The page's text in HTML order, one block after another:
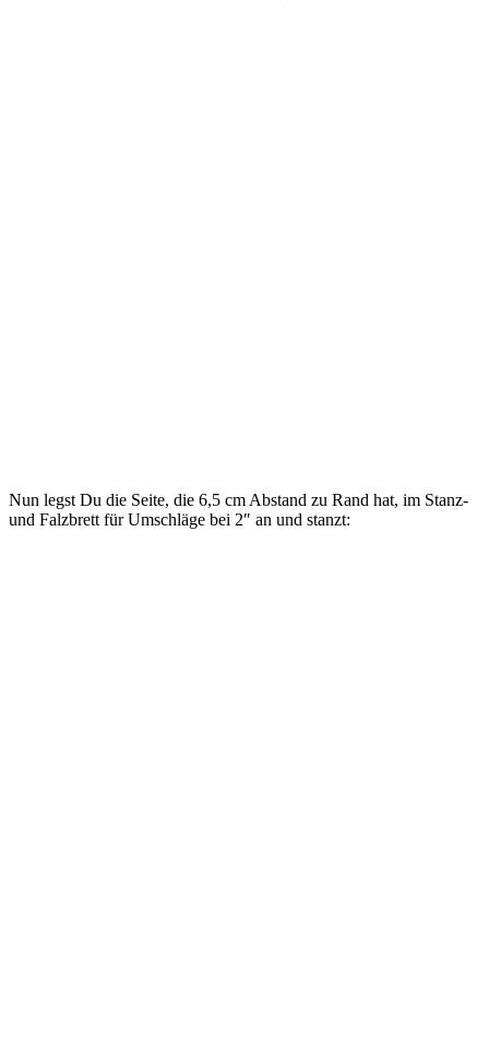
Nun legst Du die Seite, die 6,5 cm Abstand zu Rand hat, im Stanz-
und Falzbrett für Umschläge bei 2″ an und stanzt: